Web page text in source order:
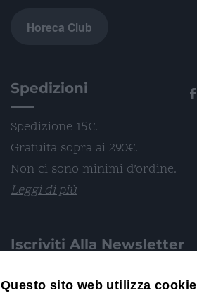
Horeca Club
Spedizioni
Spedizione 15€.
Gratuita sopra ai 290€.
Non ci sono minimi d’ordine.
Leggi di più
Iscriviti Alla Newsletter
Email*
Questo sito web utilizza cookie